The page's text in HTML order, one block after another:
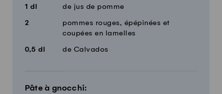
1 dl de jus de pomme
2
pommes rouges, épépinées et
coupées en lamelles
0,5 dl de Calvados
Pâte à gnocchi: